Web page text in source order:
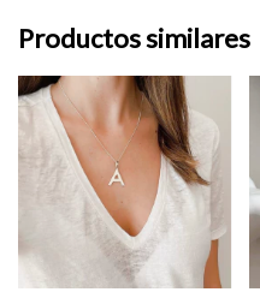
Productos similares